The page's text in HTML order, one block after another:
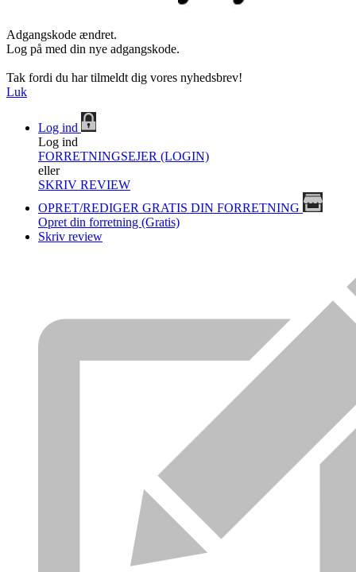
Adgangskode ændret.
Log på med din nye adgangskode.
Tak fordi du har tilmeldt dig vores nyhedsbrev!
Luk
Log ind
Log ind
FORRETNINGSEJER (LOGIN)
eller
SKRIV REVIEW
OPRET/REDIGER GRATIS DIN FORRETNING
Opret din forretning (Gratis)
Skriv review